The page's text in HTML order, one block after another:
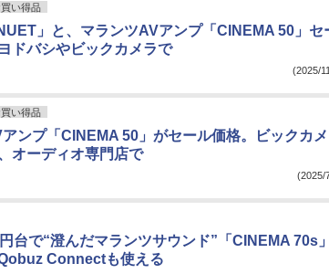
い得品
」と、マランツAVアンプ「CINEMA 50」セ
ドバシやビックカメラで
(2025/
い得品
ンプ「CINEMA 50」がセール価格。ビックカメ
オーディオ専門店で
(2025/
台で“澄んだマランツサウンド”「CINEMA 70s
Connectも使える